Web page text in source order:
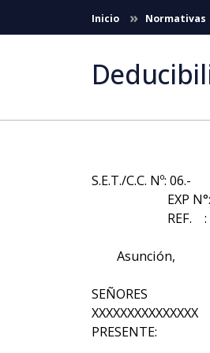
Skip to Main Content
Inicio Normativas
S.E.T./C.C. Nº:
EXP N°:
REF. :
Asunción,
SEÑORES
XXXXXXXXXXXXXXX
PRESENTE: